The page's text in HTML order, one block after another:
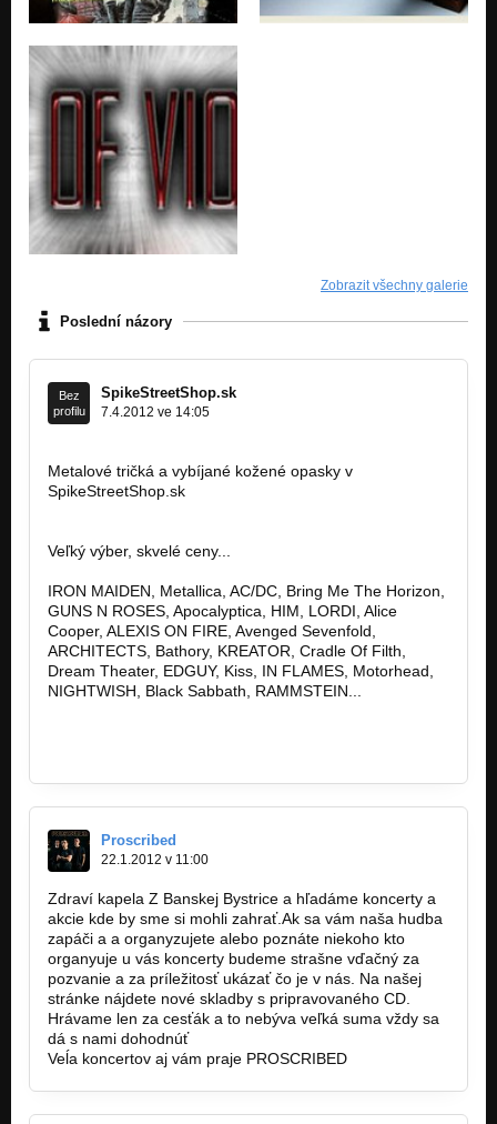
Zobrazit všechny galerie
Poslední názory
Bez
profilu
SpikeStreetShop.sk
7.4.2012 ve 14:05
Metalové tričká a vybíjané kožené opasky v
SpikeStreetShop.sk
Veľký výber, skvelé ceny...
IRON MAIDEN, Metallica, AC/DC, Bring Me The Horizon,
GUNS N ROSES, Apocalyptica, HIM, LORDI, Alice
Cooper, ALEXIS ON FIRE, Avenged Sevenfold,
ARCHITECTS, Bathory, KREATOR, Cradle Of Filth,
Dream Theater, EDGUY, Kiss, IN FLAMES, Motorhead,
NIGHTWISH, Black Sabbath, RAMMSTEIN...
Proscribed
22.1.2012 v 11:00
Zdraví kapela Z Banskej Bystrice a hľadáme koncerty a
akcie kde by sme si mohli zahrať.Ak sa vám naša hudba
zapáči a a organyzujete alebo poznáte niekoho kto
organyuje u vás koncerty budeme strašne vďačný za
pozvanie a za príležitosť ukázať čo je v nás. Na našej
stránke nájdete nové skladby s pripravovaného CD.
Hrávame len za cesťák a to nebýva veľká suma vždy sa
dá s nami dohodnúť
Veĺa koncertov aj vám praje PROSCRIBED